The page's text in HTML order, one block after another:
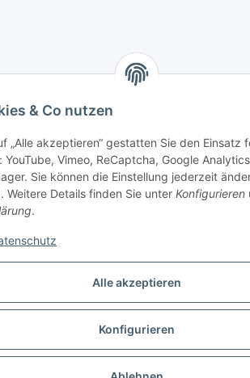
Alle akzeptieren
Konfigurieren
& Co nutzen
„Alle akzeptieren“ gestatten Sie den Einsatz
YouTube, Vimeo, ReCaptcha, Google
Sie können die Einstellung jederzeit
Weitere Details finden Sie unter Konfigurieren
.